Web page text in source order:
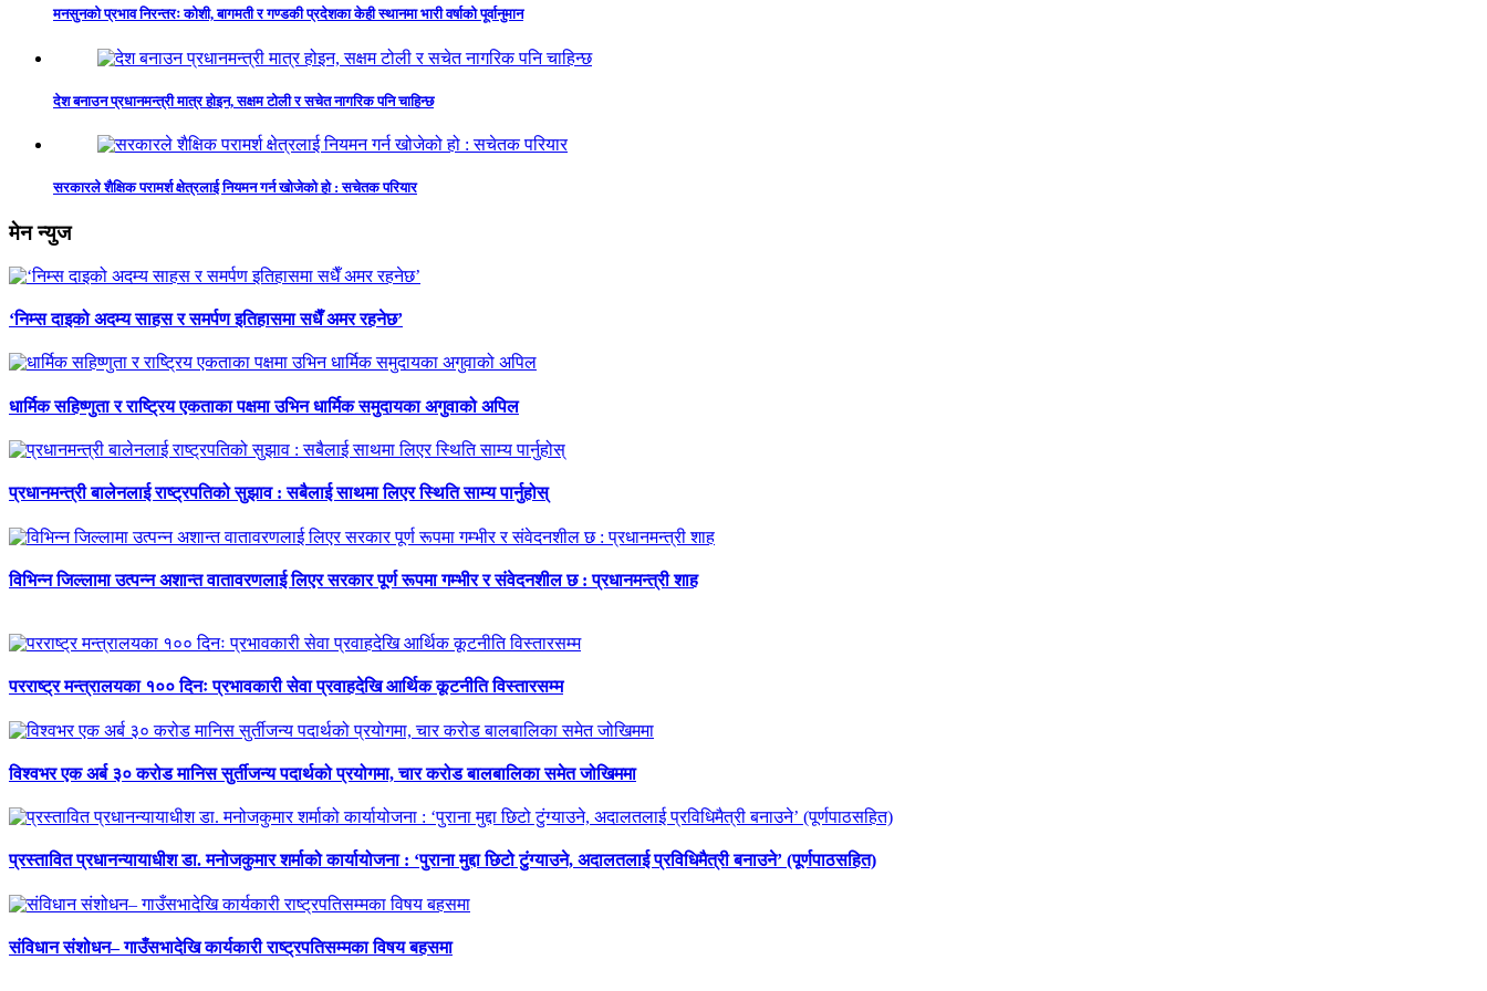
मनसुनको प्रभाव निरन्तरः कोशी, बागमती र गण्डकी प्रदेशका केही स्थानमा भारी वर्षाको पूर्वानुमान
देश बनाउन प्रधानमन्त्री मात्र होइन, सक्षम टोली र सचेत नागरिक पनि चाहिन्छ
सरकारले शैक्षिक परामर्श क्षेत्रलाई नियमन गर्न खोजेको हो : सचेतक परियार
मेन न्युज
‘निम्स दाइको अदम्य साहस र समर्पण इतिहासमा सधैँ अमर रहनेछ’
धार्मिक सहिष्णुता र राष्ट्रिय एकताका पक्षमा उभिन धार्मिक समुदायका अगुवाको अपिल
प्रधानमन्त्री बालेनलाई राष्ट्रपतिको सुझाव : सबैलाई साथमा लिएर स्थिति साम्य पार्नुहोस्
विभिन्न जिल्लामा उत्पन्न अशान्त वातावरणलाई लिएर सरकार पूर्ण रूपमा गम्भीर र संवेदनशील छ : प्रधानमन्त्री शाह
परराष्ट्र मन्त्रालयका १०० दिनः प्रभावकारी सेवा प्रवाहदेखि आर्थिक कूटनीति विस्तारसम्म
विश्वभर एक अर्ब ३० करोड मानिस सुर्तीजन्य पदार्थको प्रयोगमा, चार करोड बालबालिका समेत जोखिममा
प्रस्तावित प्रधानन्यायाधीश डा. मनोजकुमार शर्माको कार्यायोजना : ‘पुराना मुद्दा छिटो टुंग्याउने, अदालतलाई प्रविधिमैत्री बनाउने’ (पूर्णपाठसहित)
संविधान संशोधन– गाउँसभादेखि कार्यकारी राष्ट्रपतिसम्मका विषय बहसमा